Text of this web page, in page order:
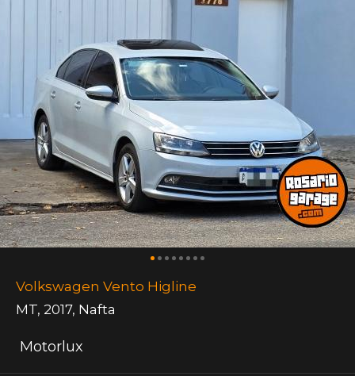
Volkswagen Vento Higline
MT, 2017, Nafta
Motorlux